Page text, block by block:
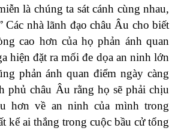
là chúng ta sát cánh cùng nhau,
Các nhà lãnh đạo châu Âu cho biết
cao hơn của họ phản ánh quan
hiện đặt ra mối đe dọa an ninh lớn
phản ánh quan điểm ngày càng
phủ châu Âu rằng họ sẽ phải chịu
hơn về an ninh của mình trong
kể ai thắng trong cuộc bầu cử tổng